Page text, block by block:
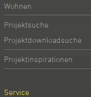
Wohnen
Projektsuche
Projektdownloadsuche
Projektinspirationen
Service